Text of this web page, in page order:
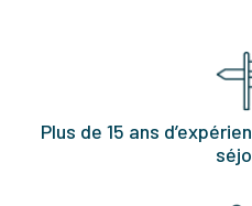
Plus de 15 ans